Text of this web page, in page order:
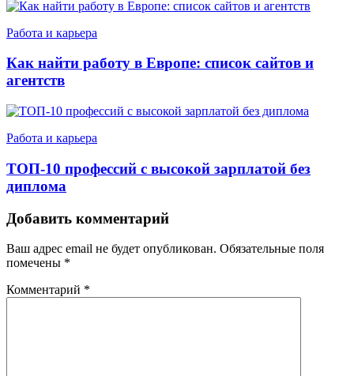
Работа и карьера
Как найти работу в Европе: список сайтов и
агентств
Работа и карьера
ТОП-10 профессий с высокой зарплатой без
диплома
Добавить комментарий
Ваш адрес email не будет опубликован. Обязательные поля
помечены *
Комментарий *